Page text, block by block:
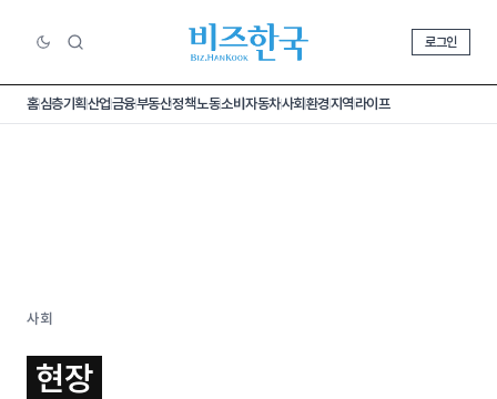
로그인
홈심층기획산업금융부동산정책노동소비 자동차사회환경지역라이프
사회
현장